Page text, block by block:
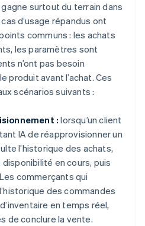
surtout du terrain dans
d’usage répandus ont
communs : les achats
les paramètres sont
n’ont pas besoin
produit avant l’achat. Ces
scénarios suivants :
: lorsqu’un client
IA de réapprovisionner un
l’historique des achats,
en cours, puis
commerçants qui
des commandes
en temps réel,
de conclure la vente.